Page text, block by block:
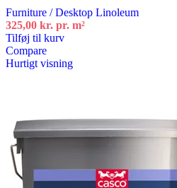
Furniture / Desktop Linoleum
325,00 kr. pr. m²
Tilføj til kurv
Compare
Hurtigt visning